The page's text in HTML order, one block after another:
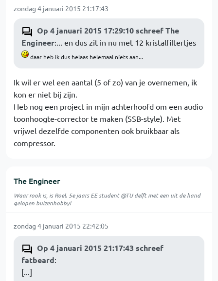
zondag 4 januari 2015 21:17:43
Op 4 januari 2015 17:29:10 schreef The
Engineer:... en dus zit in nu met 12 kristalfiltertjes
daar heb ik dus helaas helemaal níets aan...
Ik wil er wel een aantal (5 of zo) van je overnemen, ik
kon er niet bij zijn.
Heb nog een project in mijn achterhoofd om een audio
toonhoogte-corrector te maken (SSB-style). Met
vrijwel dezelfde componenten ook bruikbaar als
compressor.
The Engineer
Waar rook is, is Roel. 5e jaars EE student @TU delft met een uit de hand
gelopen buizenhobby!
zondag 4 januari 2015 22:42:05
Op 4 januari 2015 21:17:43 schreef
fatbeard:
[...]